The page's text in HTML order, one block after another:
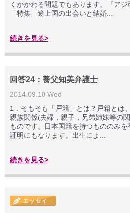
くかかわる問題でもあります。『アジ
「特集 途上国の出会いと結婚...
続きを見る>
回答24：養父知美弁護士
2014.09.10 Wed
1．そもそも「戸籍」とは？戸籍とは
親族関係(夫婦，親子，兄弟姉妹等の
ものです。日本国籍を持つもののみ
証明にもなります。出生によ...
続きを見る>